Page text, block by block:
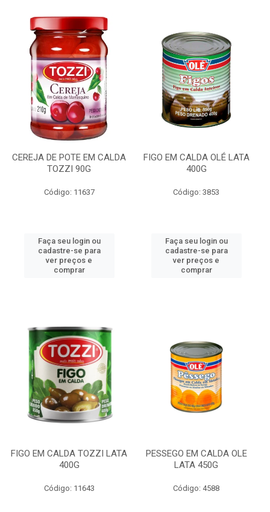
CEREJA DE POTE EM CALDA
TOZZI 90G
Código: 11637
Faça seu login ou
cadastre-se para
ver preços e
comprar
FIGO EM CALDA OLÉ LATA
400G
Código: 3853
Faça seu login ou
cadastre-se para
ver preços e
comprar
FIGO EM CALDA TOZZI LATA
400G
Código: 11643
PESSEGO EM CALDA OLE
LATA 450G
Código: 4588